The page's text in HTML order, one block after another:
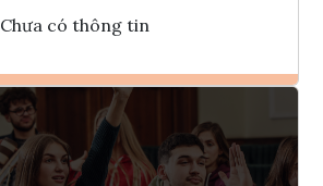
Chưa có thông tin
Ghi danh
Tham vấn Interlink